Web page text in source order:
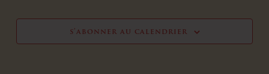
s’abonner au calendrier